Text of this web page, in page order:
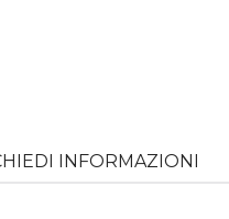
INFORMAZIONI